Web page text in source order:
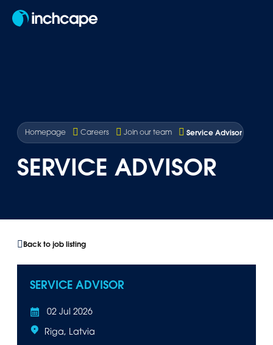
Homepage Careers Join our team Service Advisor
SERVICE ADVISOR
Back to job listing
SERVICE ADVISOR
02 Jul 2026
Riga, Latvia